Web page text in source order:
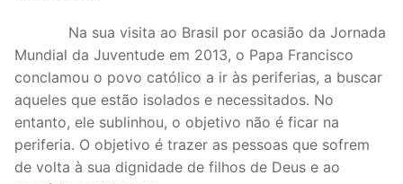
Na sua visita ao Brasil por ocasião da Jornada
Mundial da Juventude em 2013, o Papa Francisco
conclamou o povo católico a ir às periferias, a buscar
aqueles que estão isolados e necessitados. No
entanto, ele sublinhou, o objetivo não é ficar na
periferia. O objetivo é trazer as pessoas que sofrem
de volta à sua dignidade de filhos de Deus e ao